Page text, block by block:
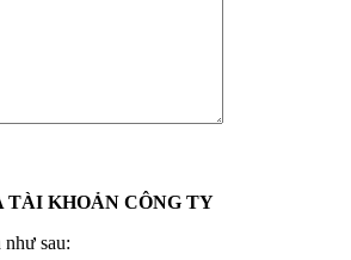
TÀI KHOẢN CÔNG TY
sau: